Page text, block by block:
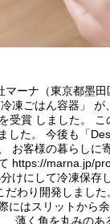
マーナ（東京都墨
凍ごはん容器」
受賞 しました。
した。 今後も「
お客様の暮らしに
https://marna.jp/
けにして冷凍保存
だわり開発しまし
にはスリットから
薄く角を丸みの